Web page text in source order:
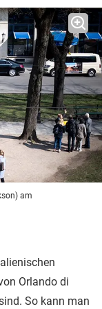
am
Orlando di
So kann man